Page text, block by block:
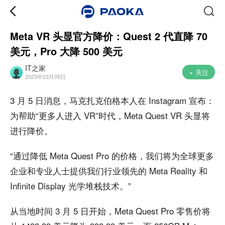
Meta VR 头显官方降价：Quest 2 代直降 70
美元，Pro 大降 500 美元
IT之家
2023年03月05日 + 关注
3 月 5 日消息，马克扎克伯格本人在 Instagram 宣布：
为帮助“更多人进入 VR”时代，Meta Quest VR 头显将
进行降价。
“通过降低 Meta Quest Pro 的价格，我们将为全球更多
企业和专业人士提供我们行业领先的 Meta Reality 和
Infinite Display 光学堆栈技术。”
从当地时间 3 月 5 日开始，Meta Quest Pro 零售价将